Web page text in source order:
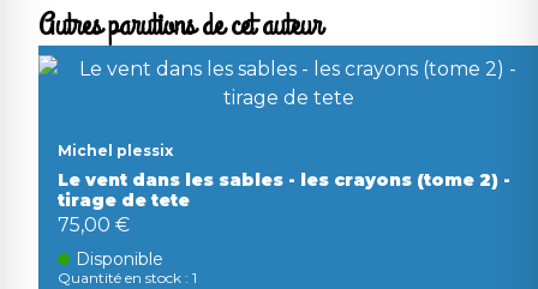
Autres parutions de cet auteur
Michel plessix
Le vent dans les sables - les crayons (tome 2) -
tirage de tete
75,00 €
Disponible
Quantité en stock : 1